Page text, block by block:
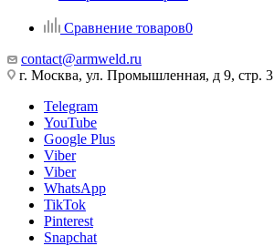
Сравнение товаров0
contact@armweld.ru
г. Москва, ул. Промышленная, д 9, стр. 3
Telegram
YouTube
Google Plus
Viber
Viber
WhatsApp
TikTok
Pinterest
Snapchat